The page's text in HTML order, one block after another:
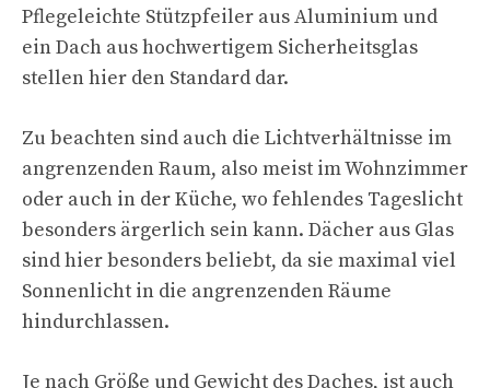
Pflegeleichte Stützpfeiler aus Aluminium und
ein Dach aus hochwertigem Sicherheitsglas
stellen hier den Standard dar.
Zu beachten sind auch die Lichtverhältnisse im
angrenzenden Raum, also meist im Wohnzimmer
oder auch in der Küche, wo fehlendes Tageslicht
besonders ärgerlich sein kann. Dächer aus Glas
sind hier besonders beliebt, da sie maximal viel
Sonnenlicht in die angrenzenden Räume
hindurchlassen.
Je nach Größe und Gewicht des Daches, ist auch